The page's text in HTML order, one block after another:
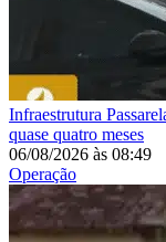
Infraestrutura
quase quatro meses
06/08/2026 às 08:49
Operação